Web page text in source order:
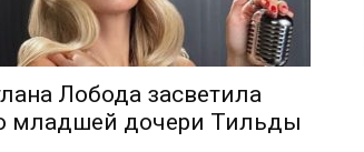
мира
Лобода засветила
младшей дочери Тильды